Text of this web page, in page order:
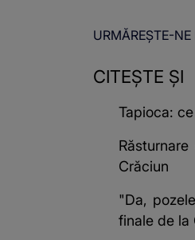
URMĂREȘTE-NE
CITEȘTE ȘI
Tapioca:
Crăciun
"Da,
finale de la